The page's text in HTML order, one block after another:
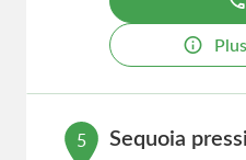
5 Sequoia